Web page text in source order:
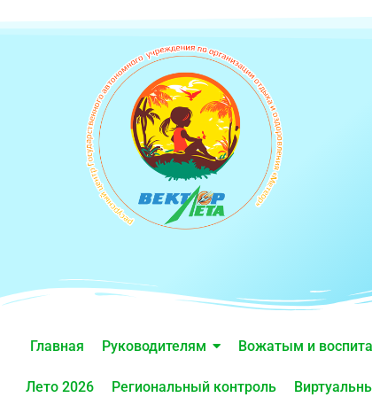
Главная Руководителям Вожатым и
Лето 2026 Региональный контроль